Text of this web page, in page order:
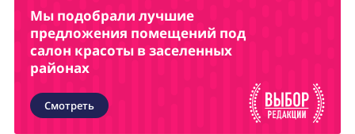
Мы подобрали лучшие
предложения помещений под
салон красоты в заселенных
районах
Смотреть